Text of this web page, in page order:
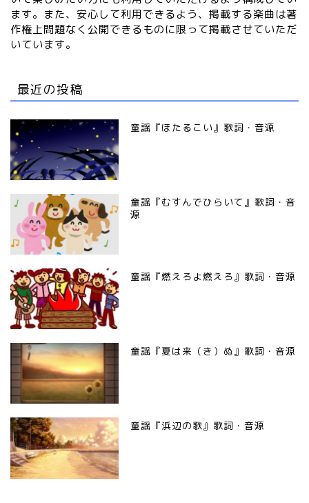
ます。また、安心して利用できるよう、掲載する楽曲は著
作権上問題なく公開できるものに限って掲載させていただ
いています。
最近の投稿
童謡『ほたるこい』歌詞・音源
童謡『むすんでひらいて』歌詞・音
源
童謡『燃えろよ燃えろ』歌詞・音源
童謡『夏は来（き）ぬ』歌詞・音源
童謡『浜辺の歌』歌詞・音源